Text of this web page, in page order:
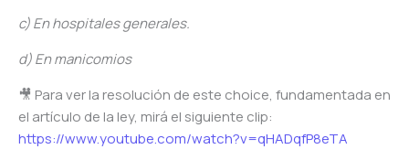
c) En hospitales generales.
d) En manicomios
🎥 Para ver la resolución de este choice, fundamentada en
el artículo de la ley, mirá el siguiente clip:
https://www.youtube.com/watch?v=qHADqfP8eTA